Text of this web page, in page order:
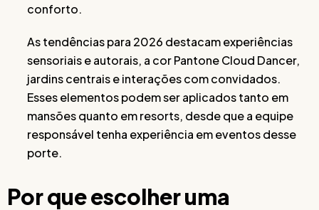
conforto.
As tendências para 2026 destacam experiências
sensoriais e autorais, a cor Pantone Cloud Dancer,
jardins centrais e interações com convidados.
Esses elementos podem ser aplicados tanto em
mansões quanto em resorts, desde que a equipe
responsável tenha experiência em eventos desse
porte.
Por que escolher uma